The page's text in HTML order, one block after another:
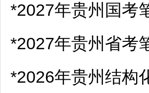
*2027年贵州国考
*2027年贵州省考
*2026年贵州结构